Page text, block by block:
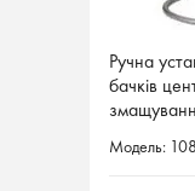
Ручна
бачків
Модель: